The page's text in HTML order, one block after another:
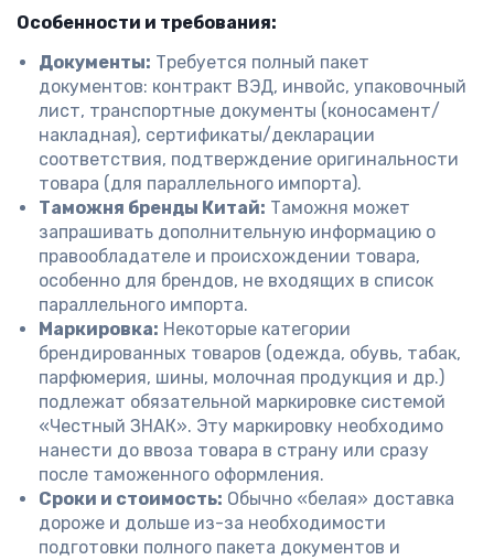
Особенности и требования:
Документы: Требуется полный пакет
документов: контракт ВЭД, инвойс, упаковочный
лист, транспортные документы (коносамент/
накладная), сертификаты/декларации
соответствия, подтверждение оригинальности
товара (для параллельного импорта).
Таможня бренды Китай: Таможня может
запрашивать дополнительную информацию о
правообладателе и происхождении товара,
особенно для брендов, не входящих в список
параллельного импорта.
Маркировка: Некоторые категории
брендированных товаров (одежда, обувь, табак,
парфюмерия, шины, молочная продукция и др.)
подлежат обязательной маркировке системой
«Честный ЗНАК». Эту маркировку необходимо
нанести до ввоза товара в страну или сразу
после таможенного оформления.
Сроки и стоимость: Обычно «белая» доставка
дороже и дольше из-за необходимости
подготовки полного пакета документов и